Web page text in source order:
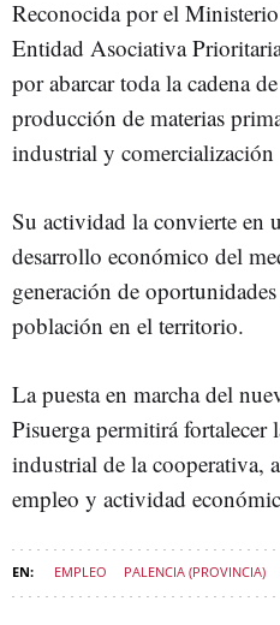
Reconocida por el
Entidad Asociativa
por abarcar toda la cadena
producción de materias
industrial y comercialización
Su actividad la convierte en
desarrollo económico del
generación de
población en el territorio.
La puesta en marcha del
Pisuerga permitirá fortalecer
industrial de la cooperativa,
empleo y actividad
EMPLEO PALENCIA (PROVINCIA)